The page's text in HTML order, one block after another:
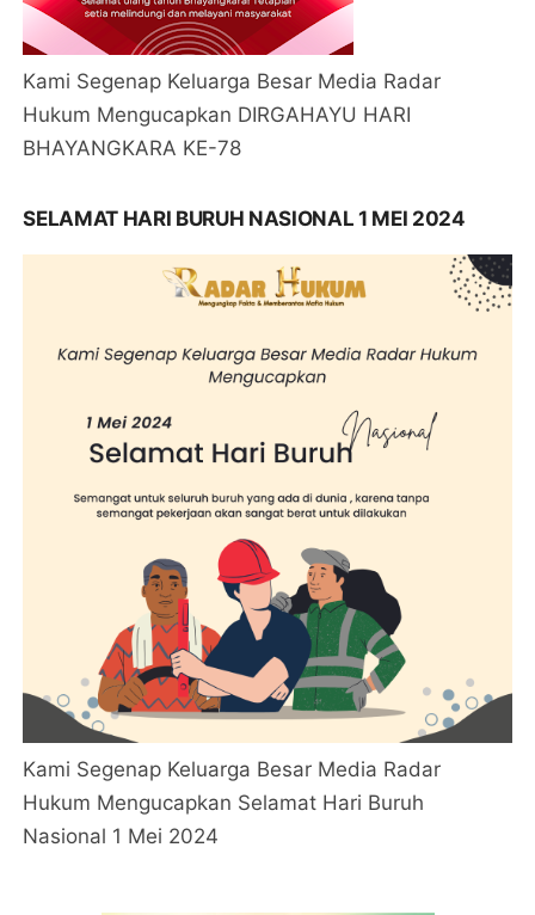
Kami Segenap Keluarga Besar Media Radar
Hukum Mengucapkan DIRGAHAYU HARI
BHAYANGKARA KE-78
SELAMAT HARI BURUH NASIONAL 1 MEI 2024
Kami Segenap Keluarga Besar Media Radar
Hukum Mengucapkan Selamat Hari Buruh
Nasional 1 Mei 2024